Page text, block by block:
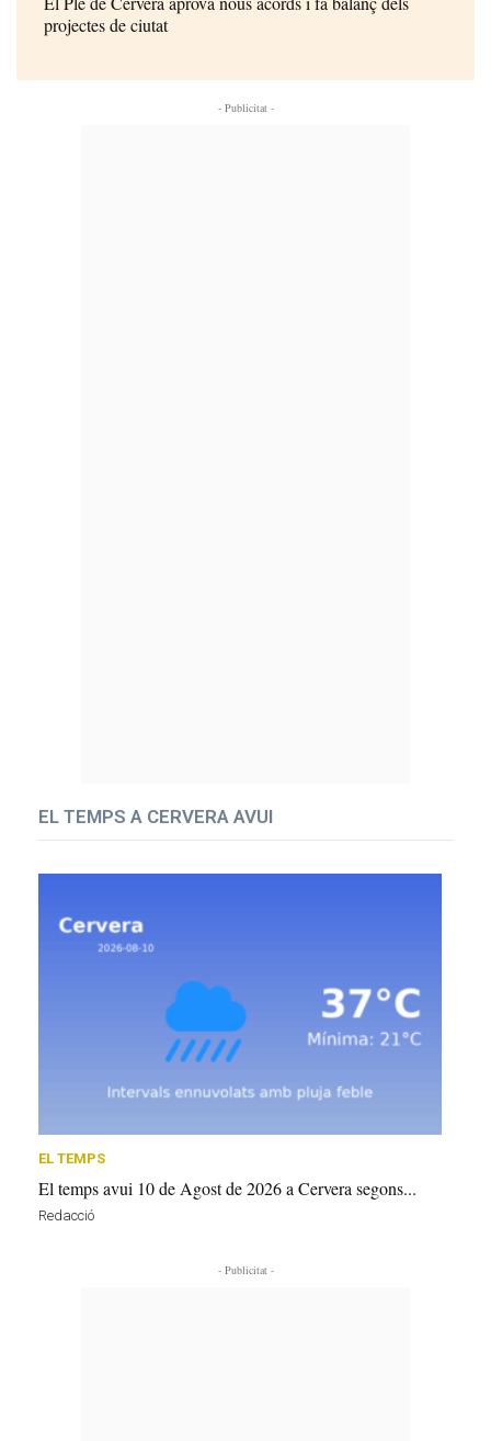
projectes de ciutat
- Publicitat -
EL TEMPS A CERVERA AVUI
EL TEMPS
El temps avui 10 de Agost de 2026 a Cervera segons...
Redacció
- Publicitat -